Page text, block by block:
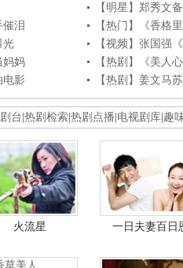
【明星】郑秀文
催泪
【热门】《香格
光
【视频】张国强
妈妈
【热剧】《美人
电影
【热剧】姜文马
台 热剧检索 热剧点播 电视剧库 趣
火流星 一日夫妻百日